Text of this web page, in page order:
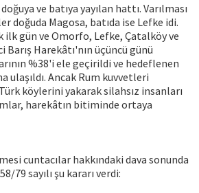
ve batıya yayılan hattı. Varılması
doğuda Magosa, batıda ise Lefke idi.
ilk gün ve Omorfo, Lefke, Çatalköy ve
Harekâtı'nın üçüncü günü
%38'i ele geçirildi ve hedeflenen
ulaşıldı. Ancak Rum kuvvetleri
köylerini yakarak silahsız insanları
harekâtın bitiminde ortaya
cuntacılar hakkındaki dava sonunda
79 sayılı şu kararı verdi: